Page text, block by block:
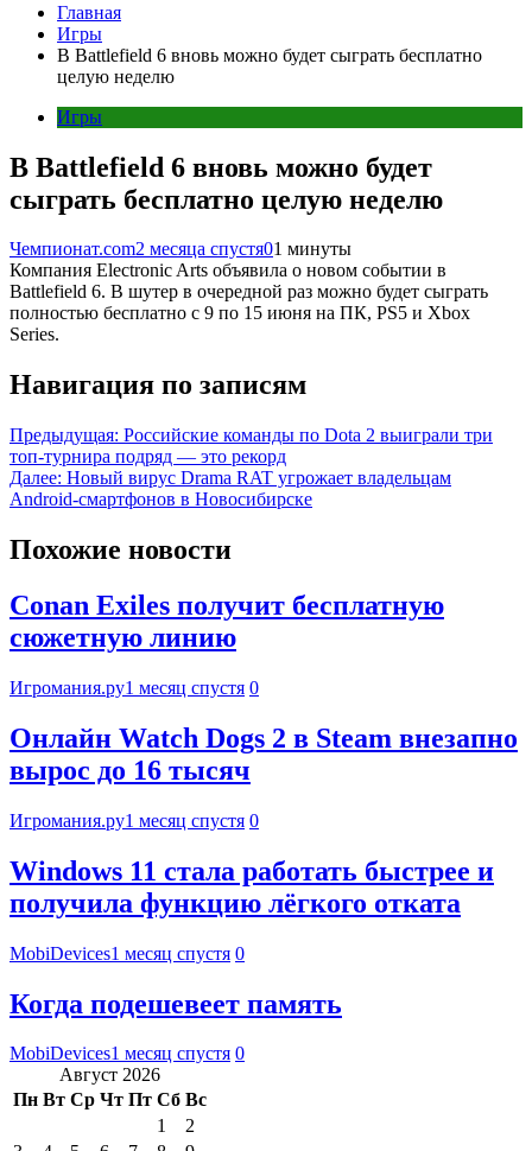
Главная
Игры
В Battlefield 6 вновь можно будет сыграть бесплатно
целую неделю
Игры
В Battlefield 6 вновь можно будет
сыграть бесплатно целую неделю
Чемпионат.com2 месяца спустя01 минуты
Компания Electronic Arts объявила о новом событии в
Battlefield 6. В шутер в очередной раз можно будет сыграть
полностью бесплатно с 9 по 15 июня на ПК, PS5 и Xbox
Series.
Навигация по записям
Предыдущая: Российские команды по Dota 2 выиграли три
топ-турнира подряд — это рекорд
Далее: Новый вирус Drama RAT угрожает владельцам
Android-смартфонов в Новосибирске
Похожие новости
Conan Exiles получит бесплатную
сюжетную линию
Игромания.ру1 месяц спустя 0
Онлайн Watch Dogs 2 в Steam внезапно
вырос до 16 тысяч
Игромания.ру1 месяц спустя 0
Windows 11 стала работать быстрее и
получила функцию лёгкого отката
MobiDevices1 месяц спустя 0
Когда подешевеет память
MobiDevices1 месяц спустя 0
Август 2026
Пн Вт Ср Чт Пт Сб Вс
1
2